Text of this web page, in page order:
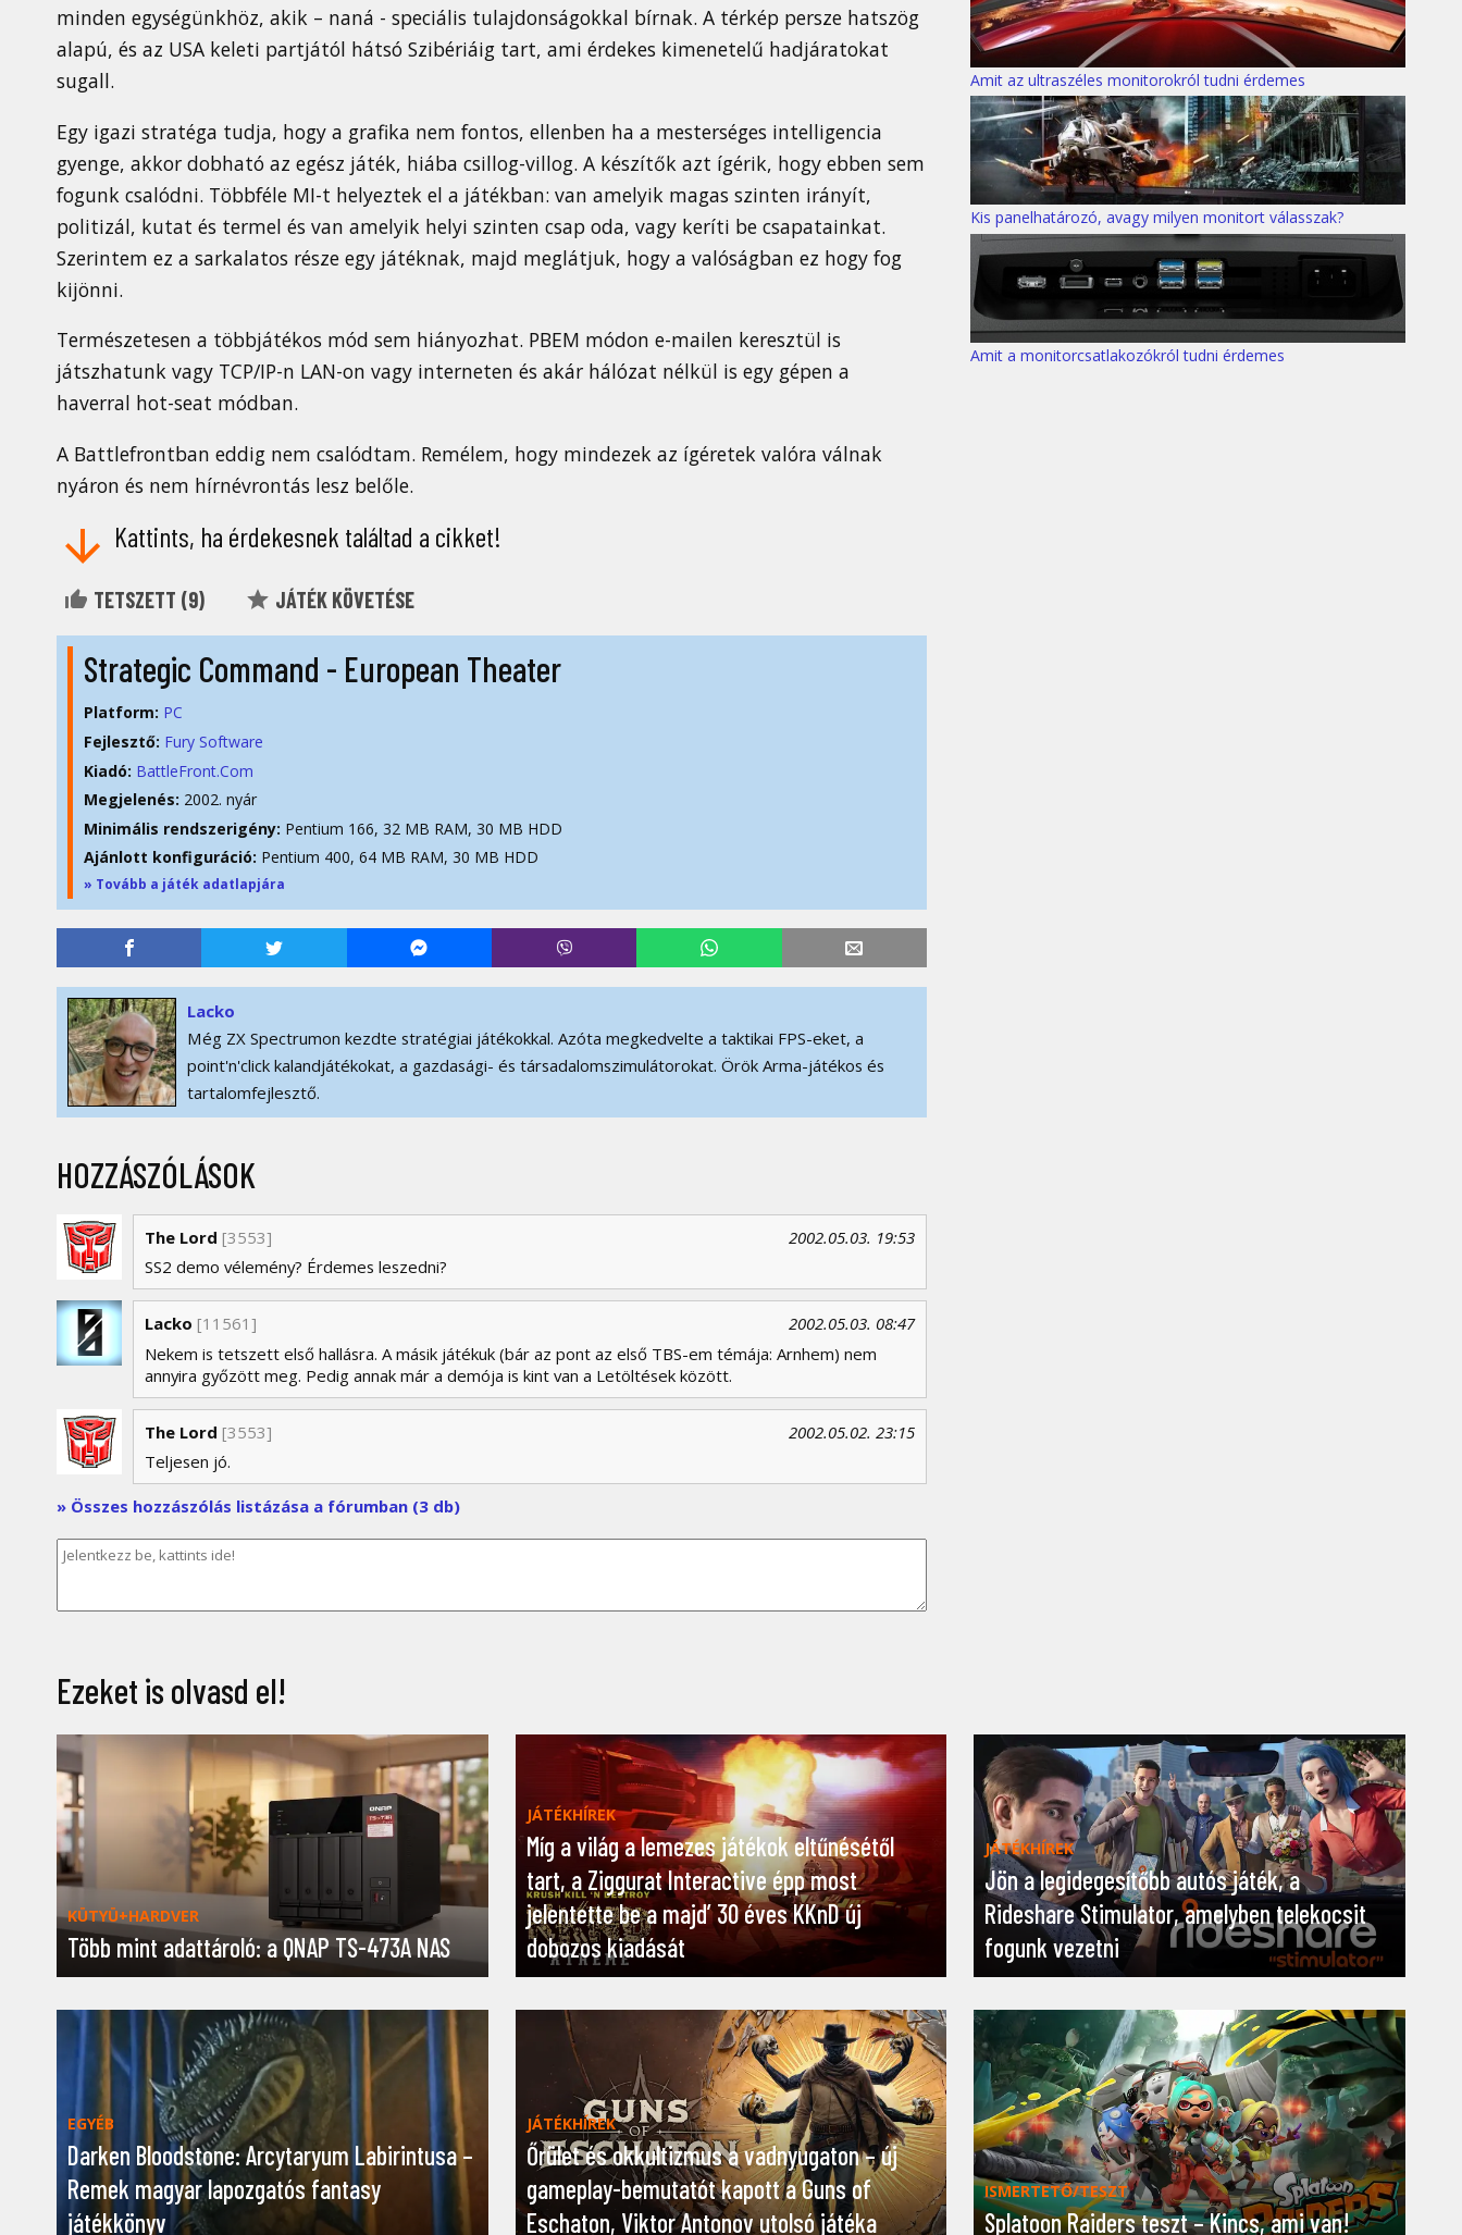
minden egységünkhöz, akik – naná - speciális tulajdonságokkal bírnak. A térkép persze hatszög
alapú, és az USA keleti partjától hátsó Szibériáig tart, ami érdekes kimenetelű hadjáratokat
sugall.
Egy igazi stratéga tudja, hogy a grafika nem fontos, ellenben ha a mesterséges intelligencia
gyenge, akkor dobható az egész játék, hiába csillog-villog. A készítők azt ígérik, hogy ebben sem
fogunk csalódni. Többféle MI-t helyeztek el a játékban: van amelyik magas szinten irányít,
politizál, kutat és termel és van amelyik helyi szinten csap oda, vagy keríti be csapatainkat.
Szerintem ez a sarkalatos része egy játéknak, majd meglátjuk, hogy a valóságban ez hogy fog
kijönni.
Természetesen a többjátékos mód sem hiányozhat. PBEM módon e-mailen keresztül is
játszhatunk vagy TCP/IP-n LAN-on vagy interneten és akár hálózat nélkül is egy gépen a
haverral hot-seat módban.
A Battlefrontban eddig nem csalódtam. Remélem, hogy mindezek az ígéretek valóra válnak
nyáron és nem hírnévrontás lesz belőle.
Kattints, ha érdekesnek találtad a cikket!
TETSZETT (9) JÁTÉK KÖVETÉSE
Strategic Command - European Theater
Platform: PC
Fejlesztő: Fury Software
Kiadó: BattleFront.Com
Megjelenés: 2002. nyár
Minimális rendszerigény: Pentium 166, 32 MB RAM, 30 MB HDD
Ajánlott konfiguráció: Pentium 400, 64 MB RAM, 30 MB HDD
» Tovább a játék adatlapjára
Lacko
Még ZX Spectrumon kezdte stratégiai játékokkal. Azóta megkedvelte a taktikai FPS-eket, a
point'n'click kalandjátékokat, a gazdasági- és társadalomszimulátorokat. Örök Arma-játékos és
tartalomfejlesztő.
HOZZÁSZÓLÁSOK
The Lord 2002.05.03. 19:53
[3553]
SS2 demo vélemény? Érdemes leszedni?
Lacko 2002.05.03. 08:47
[11561]
Nekem is tetszett első hallásra. A másik játékuk (bár az pont az első TBS-em témája: Arnhem) nem
annyira győzött meg. Pedig annak már a demója is kint van a Letöltések között.
The Lord 2002.05.02. 23:15
[3553]
Teljesen jó.
» Összes hozzászólás listázása a fórumban (3 db)
Amit az ultraszéles monitorokról tudni érdemes
Kis panelhatározó, avagy milyen monitort válasszak?
Amit a monitorcsatlakozókról tudni érdemes
Ezeket is olvasd el!
KÜTYÜ+HARDVER
Több mint adattároló: a QNAP TS-473A NAS
JÁTÉKHÍREK
Míg a világ a lemezes játékok eltűnésétől
tart, a Ziggurat Interactive épp most
jelentette be a majd’ 30 éves KKnD új
dobozos kiadását
JÁTÉKHÍREK
Jön a legidegesítőbb autós játék, a
Rideshare Stimulator, amelyben telekocsit
fogunk vezetni
EGYÉB
Darken Bloodstone: Arcytaryum Labirintusa –
Remek magyar lapozgatós fantasy
játékkönyv
JÁTÉKHÍREK
Őrület és okkultizmus a vadnyugaton – új
gameplay-bemutatót kapott a Guns of
Eschaton, Viktor Antonov utolsó játéka
ISMERTETŐ/TESZT
Splatoon Raiders teszt – Kincs, ami van!